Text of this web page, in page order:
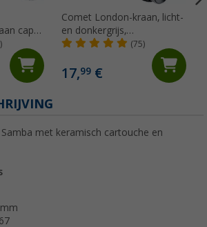
capri
Comet London-kraan, licht-
en donkergrijs,
neerklapbaar met
microschakelaar voor
caravans en campers,
chroom
(75)
17,99€
met keramisch cartouche en